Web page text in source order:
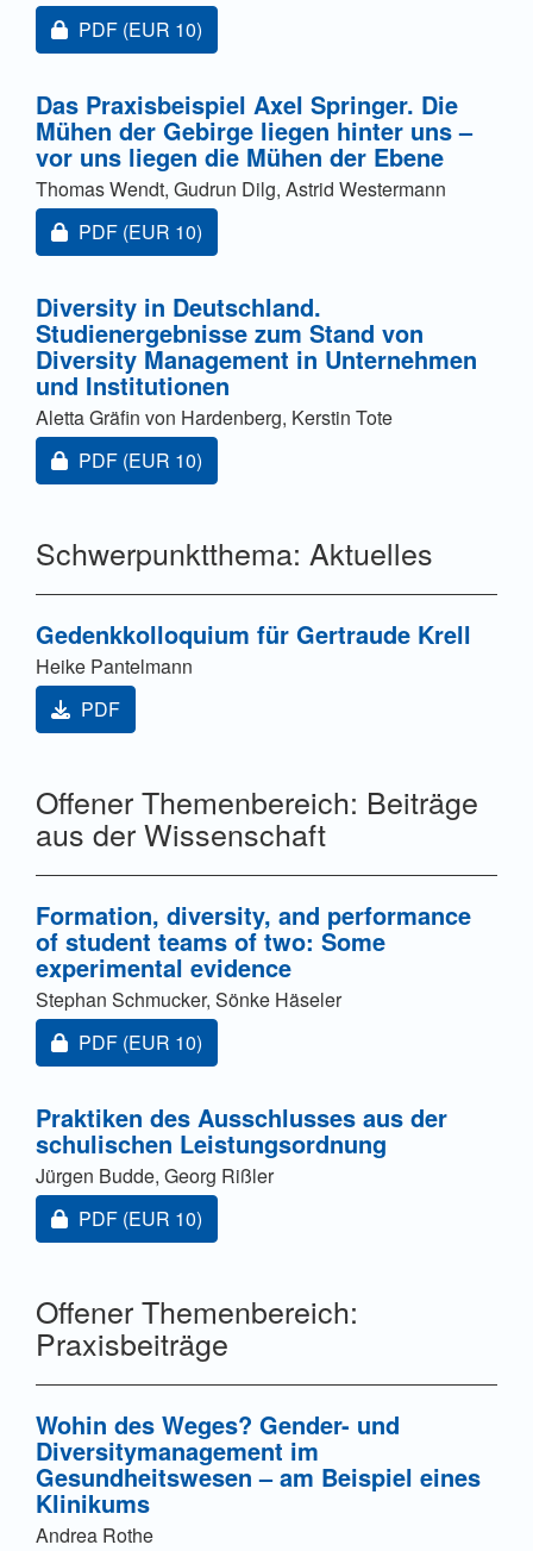
Zugang für Abonnent/innen oder durch Zahlung einer
PDF (EUR 10)
Das Praxisbeispiel Axel Springer. Die
Mühen der Gebirge liegen hinter uns –
vor uns liegen die Mühen der Ebene
Thomas Wendt, Gudrun Dilg, Astrid Westermann
Zugang für Abonnent/innen oder durch Zahlung einer
PDF (EUR 10)
Diversity in Deutschland.
Studienergebnisse zum Stand von
Diversity Management in Unternehmen
und Institutionen
Aletta Gräfin von Hardenberg, Kerstin Tote
Zugang für Abonnent/innen oder durch Zahlung einer
PDF (EUR 10)
Schwerpunktthema: Aktuelles
Gedenkkolloquium für Gertraude Krell
Heike Pantelmann
PDF
Offener Themenbereich: Beiträge
aus der Wissenschaft
Formation, diversity, and performance
of student teams of two: Some
experimental evidence
Stephan Schmucker, Sönke Häseler
Zugang für Abonnent/innen oder durch Zahlung einer
PDF (EUR 10)
Praktiken des Ausschlusses aus der
schulischen Leistungsordnung
Jürgen Budde, Georg Rißler
Zugang für Abonnent/innen oder durch Zahlung einer
PDF (EUR 10)
Offener Themenbereich:
Praxisbeiträge
Wohin des Weges? Gender- und
Diversitymanagement im
Gesundheitswesen – am Beispiel eines
Klinikums
Andrea Rothe